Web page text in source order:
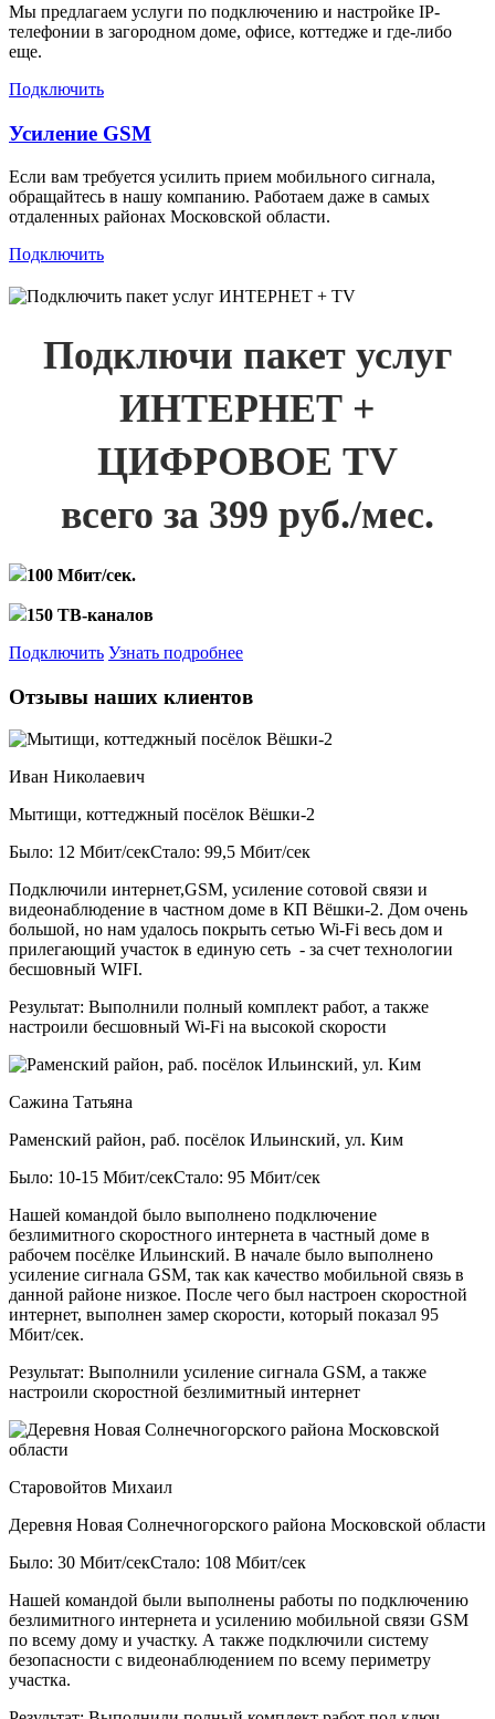
Мы предлагаем услуги по подключению и настройке IP-
телефонии в загородном доме, офисе, коттедже и где-либо
еще.
Подключить
Усиление GSM
Если вам требуется усилить прием мобильного сигнала,
обращайтесь в нашу компанию. Работаем даже в самых
отдаленных районах Московской области.
Подключить
Подключи пакет услуг
ИНТЕРНЕТ +
ЦИФРОВОЕ TV
всего за 399 руб./мес.
100 Мбит/сек.
150 ТВ-каналов
Подключить Узнать подробнее
Отзывы наших клиентов
Иван Николаевич
Мытищи, коттеджный посёлок Вёшки-2
Было: 12 Мбит/секСтало: 99,5 Мбит/сек
Подключили интернет,GSM, усиление сотовой связи и
видеонаблюдение в частном доме в КП Вёшки-2. Дом очень
большой, но нам удалось покрыть сетью Wi-Fi весь дом и
прилегающий участок в единую сеть - за счет технологии
бесшовный WIFI.
Результат: Выполнили полный комплект работ, а также
настроили бесшовный Wi-Fi на высокой скорости
Сажина Татьяна
Раменский район, раб. посёлок Ильинский, ул. Ким
Было: 10-15 Мбит/секСтало: 95 Мбит/сек
Нашей командой было выполнено подключение
безлимитного скоростного интернета в частный доме в
рабочем посёлке Ильинский. В начале было выполнено
усиление сигнала GSM, так как качество мобильной связь в
данной районе низкое. После чего был настроен скоростной
интернет, выполнен замер скорости, который показал 95
Мбит/сек.
Результат: Выполнили усиление сигнала GSM, а также
настроили скоростной безлимитный интернет
Старовойтов Михаил
Деревня Новая Солнечногорского района Московской области
Было: 30 Мбит/секСтало: 108 Мбит/сек
Нашей командой были выполнены работы по подключению
безлимитного интернета и усилению мобильной связи GSM
по всему дому и участку. А также подключили систему
безопасности с видеонаблюдением по всему периметру
участка.